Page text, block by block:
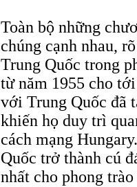
Toàn bộ những
chúng cạnh nhau,
Trung Quốc trong
từ năm 1955 cho
với Trung Quốc đã
khiến họ duy trì
cách mạng
Quốc trở thành cú
nhất cho phong